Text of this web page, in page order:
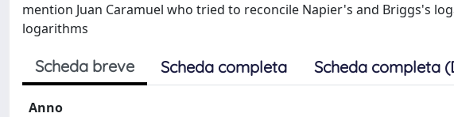
mention Juan Caramuel who tried to reconcile Napier's and Briggs's
logarithms
Scheda breve Scheda completa Scheda completa
Anno